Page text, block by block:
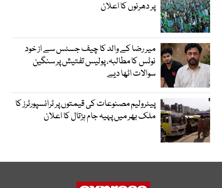
پر دھرنوں کا اعلان
میر رضا کے والد کا چیف جسٹس سے از خود
نوٹس کا مطالبہ، پولیس تفتیش پر سنگین
سوالات اٹھا دیے
پیٹرولیم مصنوعات کی قیمتوں پر ٹرانسپورٹرز کا
ملک بھر میں پہیہ جام ہڑتال کا اعلان